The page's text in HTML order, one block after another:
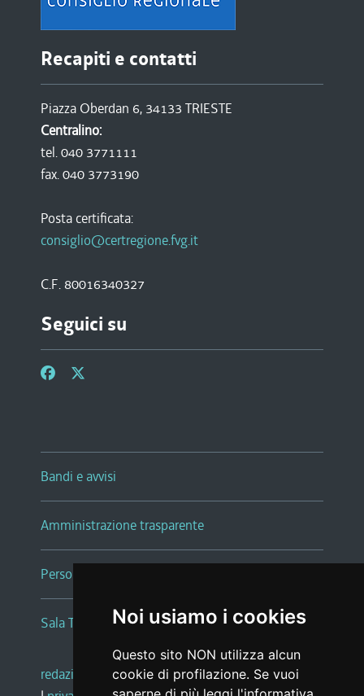
Noi usiamo i cookies
Questo sito NON utilizza alcun
cookie di profilazione. Se vuoi
Recapiti e contatti
Piazza Oberdan 6, 34133 TRIESTE
Centralino:
tel. 040 3771111
fax. 040 3773190
Posta certificata:
consiglio@certregione.fvg.it
C.F. 80016340327
Seguici su
Bandi e avvisi
Amministrazione trasparente
Persone e Uffici
Sala Tiziano Tessitori
redazione web |note legali |glossario